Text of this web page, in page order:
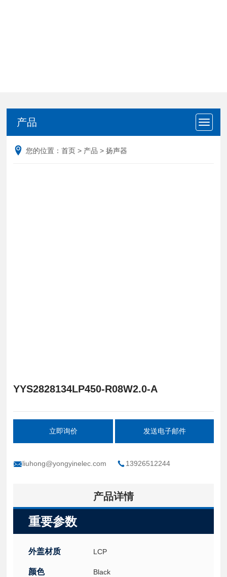
产品
您的位置：首页 > 产品 >扬声器
YYS2828134LP450-R08W2.0-A
立即询价 发送电子邮件
liuhong@yongyinelec.com 13926512244
产品详情
重要参数
外盖材质 LCP
颜色 Black